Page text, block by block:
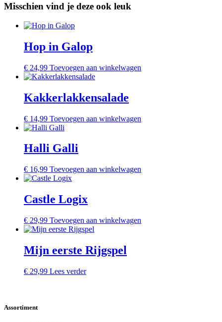
Misschien vind je deze ook leuk
Hop in Galop
€ 24,99 Toevoegen aan winkelwagen
Kakkerlakkensalade
€ 14,99 Toevoegen aan winkelwagen
Halli Galli
€ 16,99 Toevoegen aan winkelwagen
Castle Logix
€ 29,99 Toevoegen aan winkelwagen
Mijn eerste Rijgspel
€ 29,99 Lees verder
Assortiment